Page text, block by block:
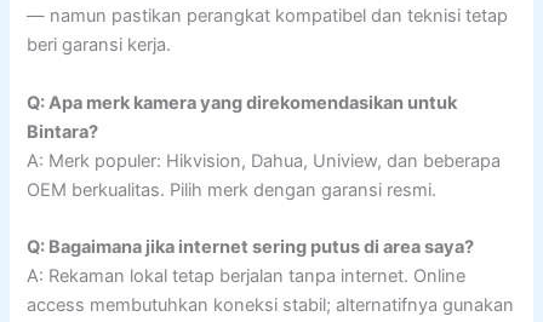
— namun pastikan perangkat kompatibel dan teknisi tetap
beri garansi kerja.
Q: Apa merk kamera yang direkomendasikan untuk
Bintara?
A: Merk populer: Hikvision, Dahua, Uniview, dan beberapa
OEM berkualitas. Pilih merk dengan garansi resmi.
Q: Bagaimana jika internet sering putus di area saya?
A: Rekaman lokal tetap berjalan tanpa internet. Online
access membutuhkan koneksi stabil; alternatifnya gunakan